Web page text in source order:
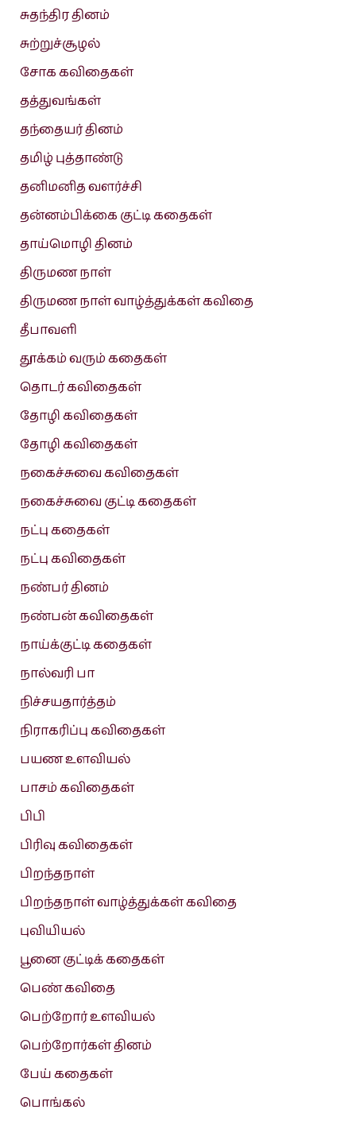
சுதந்திர தினம்
சுற்றுச்சூழல்
சோக கவிதைகள்
தத்துவங்கள்
தந்தையர் தினம்
தமிழ் புத்தாண்டு
தனிமனித வளர்ச்சி
தன்னம்பிக்கை குட்டி கதைகள்
தாய்மொழி தினம்
திருமண நாள்
திருமண நாள் வாழ்த்துக்கள் கவிதை
தீபாவளி
தூக்கம் வரும் கதைகள்
தொடர் கவிதைகள்
தோழி கவிதைகள்
தோழி கவிதைகள்
நகைச்சுவை கவிதைகள்
நகைச்சுவை குட்டி கதைகள்
நட்பு கதைகள்
நட்பு கவிதைகள்
நண்பர் தினம்
நண்பன் கவிதைகள்
நாய்க்குட்டி கதைகள்
நால்வரி பா
நிச்சயதார்த்தம்
நிராகரிப்பு கவிதைகள்
பயண உளவியல்
பாசம் கவிதைகள்
பிபி
பிரிவு கவிதைகள்
பிறந்தநாள்
பிறந்தநாள் வாழ்த்துக்கள் கவிதை
புவியியல்
பூனை குட்டிக் கதைகள்
பெண் கவிதை
பெற்றோர் உளவியல்
பெற்றோர்கள் தினம்
பேய் கதைகள்
பொங்கல்